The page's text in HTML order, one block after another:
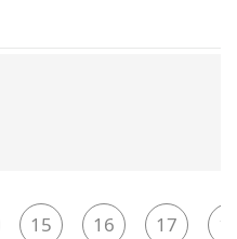
15 16 17